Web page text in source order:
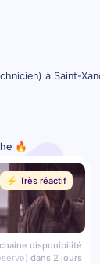
à Saint-
🔥
⚡️ Très réactif
disponibilité
dans 2 jours